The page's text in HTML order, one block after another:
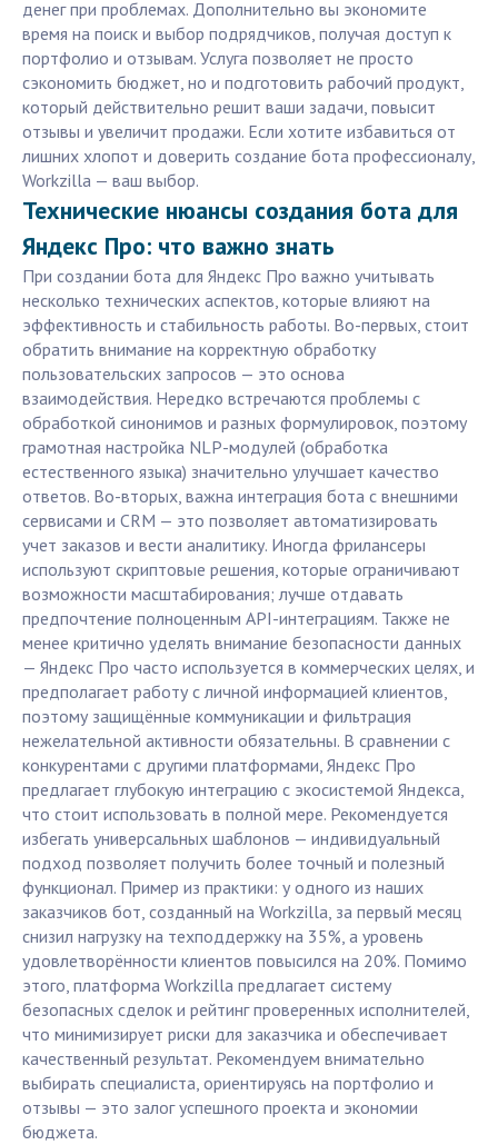
денег при проблемах. Дополнительно вы экономите
время на поиск и выбор подрядчиков, получая доступ к
портфолио и отзывам. Услуга позволяет не просто
сэкономить бюджет, но и подготовить рабочий продукт,
который действительно решит ваши задачи, повысит
отзывы и увеличит продажи. Если хотите избавиться от
лишних хлопот и доверить создание бота профессионалу,
Workzilla — ваш выбор.
Технические нюансы создания бота для
Яндекс Про: что важно знать
При создании бота для Яндекс Про важно учитывать
несколько технических аспектов, которые влияют на
эффективность и стабильность работы. Во-первых, стоит
обратить внимание на корректную обработку
пользовательских запросов — это основа
взаимодействия. Нередко встречаются проблемы с
обработкой синонимов и разных формулировок, поэтому
грамотная настройка NLP-модулей (обработка
естественного языка) значительно улучшает качество
ответов. Во-вторых, важна интеграция бота с внешними
сервисами и CRM — это позволяет автоматизировать
учет заказов и вести аналитику. Иногда фрилансеры
используют скриптовые решения, которые ограничивают
возможности масштабирования; лучше отдавать
предпочтение полноценным API-интеграциям. Также не
менее критично уделять внимание безопасности данных
— Яндекс Про часто используется в коммерческих целях, и
предполагает работу с личной информацией клиентов,
поэтому защищённые коммуникации и фильтрация
нежелательной активности обязательны. В сравнении с
конкурентами с другими платформами, Яндекс Про
предлагает глубокую интеграцию с экосистемой Яндекса,
что стоит использовать в полной мере. Рекомендуется
избегать универсальных шаблонов — индивидуальный
подход позволяет получить более точный и полезный
функционал. Пример из практики: у одного из наших
заказчиков бот, созданный на Workzilla, за первый месяц
снизил нагрузку на техподдержку на 35%, а уровень
удовлетворённости клиентов повысился на 20%. Помимо
этого, платформа Workzilla предлагает систему
безопасных сделок и рейтинг проверенных исполнителей,
что минимизирует риски для заказчика и обеспечивает
качественный результат. Рекомендуем внимательно
выбирать специалиста, ориентируясь на портфолио и
отзывы — это залог успешного проекта и экономии
бюджета.